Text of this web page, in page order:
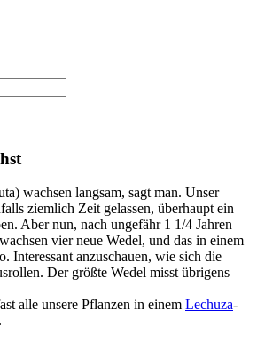
wachsen langsam, sagt man. Unser
ziemlich Zeit gelassen, überhaupt ein
Aber nun, nach ungefähr 1 1/4 Jahren
vier neue Wedel, und das in einem
Interessant anzuschauen, wie sich die
Der größte Wedel misst übrigens
alle unsere Pflanzen in einem Lechuza-